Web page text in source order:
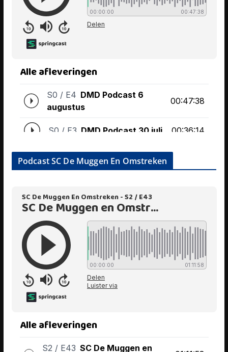
Podcast SC De Muggen En Omstreken